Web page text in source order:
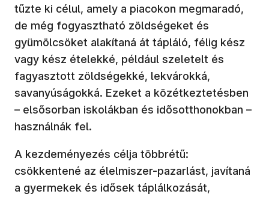
tűzte ki célul, amely a piacokon megmaradó,
de még fogyasztható zöldségeket és
gyümölcsöket alakítaná át tápláló, félig kész
vagy kész ételekké, például szeletelt és
fagyasztott zöldségekké, lekvárokká,
savanyúságokká. Ezeket a közétkeztetésben
– elsősorban iskolákban és idősotthonokban –
használnák fel.
A kezdeményezés célja többrétű:
csökkentené az élelmiszer-pazarlást, javítaná
a gyermekek és idősek táplálkozását,